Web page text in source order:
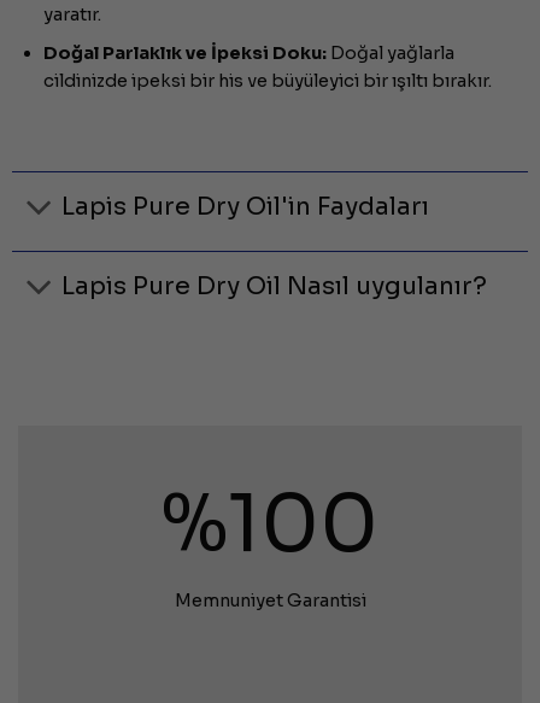
yaratır.
Doğal Parlaklık ve İpeksi Doku:Doğal yağlarla
cildinizde ipeksi bir his ve büyüleyici bir ışıltı bırakır.
Lapis Pure Dry Oil'in Faydaları
Lapis Pure Dry Oil Nasıl uygulanır?
%100
Memnuniyet Garantisi